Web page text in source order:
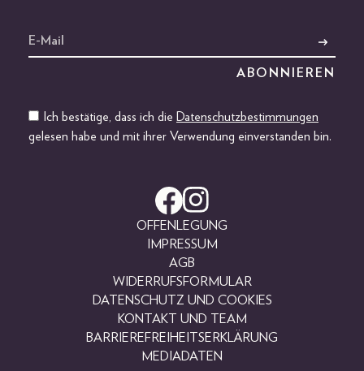
Ich bestätige, dass ich die Datenschutzbestimmungen
gelesen habe und mit ihrer Verwendung einverstanden bin.
OFFENLEGUNG
IMPRESSUM
AGB
WIDERRUFSFORMULAR
DATENSCHUTZ UND COOKIES
KONTAKT UND TEAM
BARRIEREFREIHEITSERKLÄRUNG
MEDIADATEN